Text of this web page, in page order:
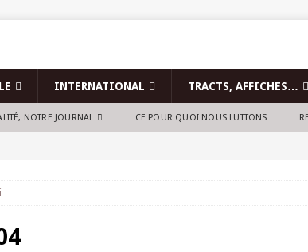
INTERNATIONAL TRACTS, AFFICHES…
NOTRE JOURNAL CE POUR QUOI NOUS LUTTONS